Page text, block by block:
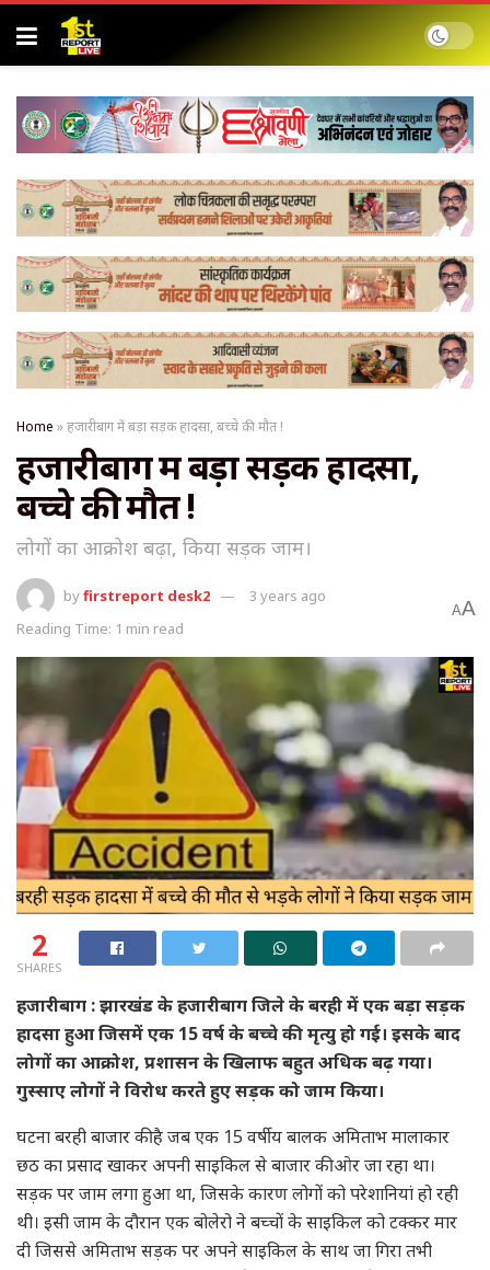
Home »हजारीबाग में बड़ा सड़क हादसा, बच्चे की मौत !
हजारीबाग में बड़ा सड़क हादसा,
बच्चे की मौत !
लोगों का आक्रोश बढ़ा, किया सड़क जाम।
byfirstreport desk2
3 years ago
Reading Time: 1 min read
AA
2
SHARES
हजारीबाग : झारखंड के हजारीबाग जिले के बरही में एक बड़ा सड़क
हादसा हुआ जिसमें एक 15 वर्ष के बच्चे की मृत्यु हो गई। इसके बाद
लोगों का आक्रोश, प्रशासन के खिलाफ बहुत अधिक बढ़ गया।
गुस्साए लोगों ने विरोध करते हुए सड़क को जाम किया।
घटना बरही बाजार की है जब एक 15 वर्षीय बालक अमिताभ मालाकार
छठ का प्रसाद खाकर अपनी साइकिल से बाजार की ओर जा रहा था।
सड़क पर जाम लगा हुआ था, जिसके कारण लोगों को परेशानियां हो रही
थी। इसी जाम के दौरान एक बोलेरो ने बच्चों के साइकिल को टक्कर मार
दी जिससे अमिताभ सड़क पर अपने साइकिल के साथ जा गिरा तभी